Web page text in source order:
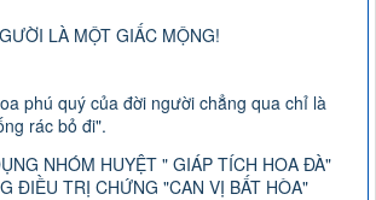
LÀ MỘT GIẤC MỘNG!
phú quý của đời người chẳng qua chỉ là
rác bỏ đi".
NHÓM HUYỆT " GIÁP TÍCH HOA ĐÀ"
ĐIỀU TRỊ CHỨNG "CAN VỊ BẤT HÒA"